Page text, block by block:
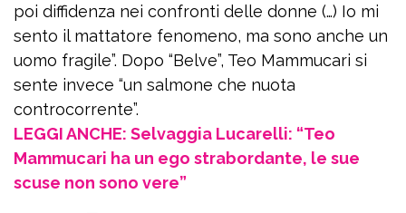
poi diffidenza nei confronti delle donne (…) Io mi
sento il mattatore fenomeno, ma sono anche un
uomo fragile”. Dopo “Belve”, Teo Mammucari si
sente invece “un salmone che nuota
controcorrente”.
LEGGI ANCHE: Selvaggia Lucarelli: “Teo
Mammucari ha un ego strabordante, le sue
scuse non sono vere”